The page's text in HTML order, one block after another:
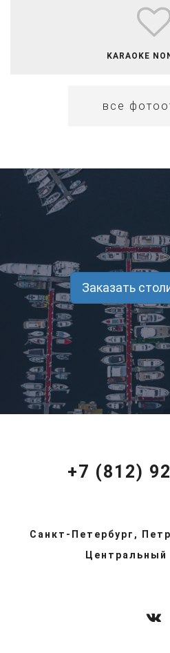
​​KARAOKE
все
Заказать
+7 (812)
Санкт-Петербург,
Центральный